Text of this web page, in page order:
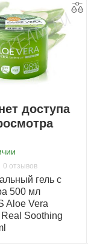
гель на
Polysorbate
Acrylates/C10-
EDTA,
Rosea Root
доступа
0 отзывов
гель с
500 мл
Aloe Vera
Soothing